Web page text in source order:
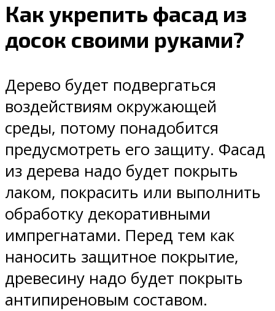
Как укрепить фасад из
досок своими руками?
Дерево будет подвергаться
воздействиям окружающей
среды, потому понадобится
предусмотреть его защиту. Фасад
из дерева надо будет покрыть
лаком, покрасить или выполнить
обработку декоративными
импрегнатами. Перед тем как
наносить защитное покрытие,
древесину надо будет покрыть
антипиреновым составом.